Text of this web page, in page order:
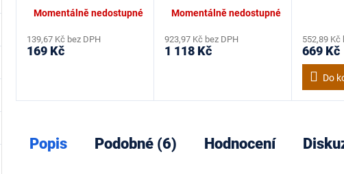
Momentálně nedostupné
139,67 Kč bez DPH
169 Kč
Momentálně nedostupné
923,97 Kč bez DPH
1 118 Kč
552,89 Kč
669 Kč
Do
Popis Podobné (6) Hodnocení